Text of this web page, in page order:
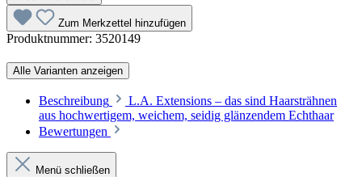
Zum Merkzettel hinzufügen
Produktnummer: 3520149
Alle Varianten anzeigen
Beschreibung
L.A. Extensions – das sind Haarsträhnen
aus hochwertigem, weichem, seidig glänzendem Echthaar
Bewertungen
Menü schließen